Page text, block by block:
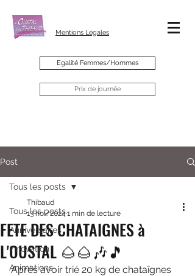
Mentions Légales
Egalité Femmes/Hommes
Prix de journée
Post
Tous les posts
Anniversaires
Innovation
Animations
Tous les posts
FETE DES CHATAIGNES à
L'OUSTAL 🌰🌰🎶🎵
Thibaud
13 nov. 20241 min de lecture
Après avoir trié 20 kg de chataîgnes